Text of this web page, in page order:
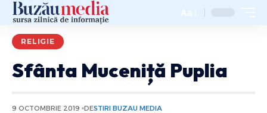
Aa
RELIGIE
Sfânta Muceniță Puplia
9 OCTOMBRIE 2019 DESTIRI BUZAU MEDIA